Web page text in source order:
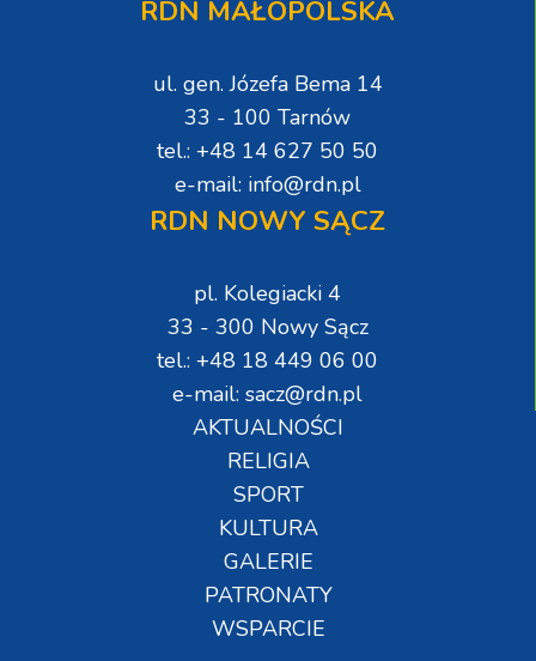
RDN MAŁOPOLSKA
ul. gen. Józefa Bema 14
33 - 100 Tarnów
tel.: +48 14 627 50 50
e-mail: info@rdn.pl
RDN NOWY SĄCZ
pl. Kolegiacki 4
33 - 300 Nowy Sącz
tel.: +48 18 449 06 00
e-mail: sacz@rdn.pl
AKTUALNOŚCI
RELIGIA
SPORT
KULTURA
GALERIE
PATRONATY
WSPARCIE